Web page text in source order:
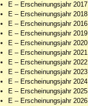
E – Erscheinungsjahr 2017
E – Erscheinungsjahr 2018
E – Erscheinungsjahr 2016
E – Erscheinungsjahr 2019
E – Erscheinungsjahr 2020
E – Erscheinungsjahr 2021
E – Erscheinungsjahr 2022
E – Erscheinungsjahr 2023
E – Erscheinungsjahr 2024
E – Erscheinungsjahr 2025
E – Erscheinungsjahr 2026